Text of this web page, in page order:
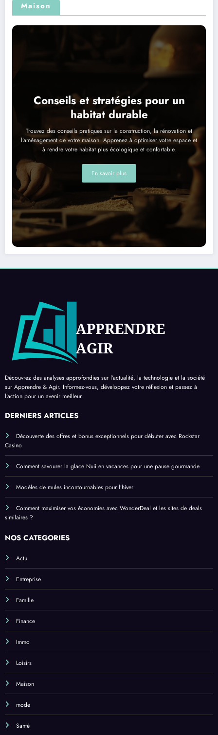
Maison
Conseils et stratégies pour un
habitat durable
Trouvez des conseils pratiques sur la construction, la rénovation et
l’aménagement de votre maison. Apprenez à optimiser votre espace et
à rendre votre habitat plus écologique et confortable.
En savoir plus
Découvrez des analyses approfondies sur l’actualité, la technologie et la société
sur Apprendre & Agir. Informez-vous, développez votre réflexion et passez à
l’action pour un avenir meilleur.
DERNIERS ARTICLES
Découverte des offres et bonus exceptionnels pour débuter avec Rockstar
Casino
Comment savourer la glace Nuii en vacances pour une pause gourmande
Modèles de mules incontournables pour l’hiver
Comment maximiser vos économies avec WonderDeal et les sites de deals
similaires ?
NOS CATEGORIES
Actu
Entreprise
Famille
Finance
Immo
Loisirs
Maison
mode
Santé